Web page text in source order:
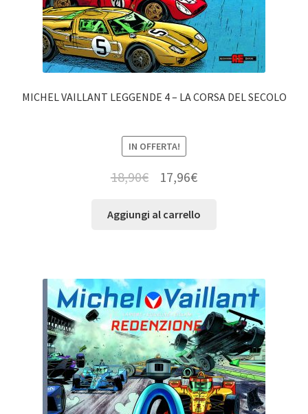
MICHEL VAILLANT LEGGENDE 4 – LA CORSA DEL SECOLO
IN OFFERTA!
18,90€ 17,96€
Aggiungi al carrello